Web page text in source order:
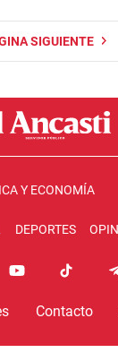
SIGUIENTE
Y ECONOMÍA
DEPORTES
Contacto